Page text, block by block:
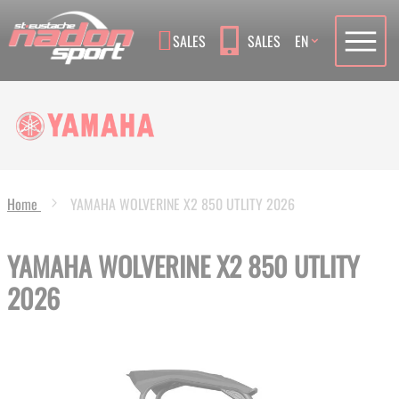
SALES SALES Language
EN
Home YAMAHA WOLVERINE X2 850 UTLITY 2026
YAMAHA WOLVERINE X2 850 UTLITY
2026